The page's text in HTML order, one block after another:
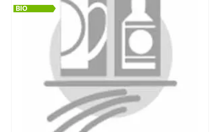
BIO
Les conditionnements disponibles :